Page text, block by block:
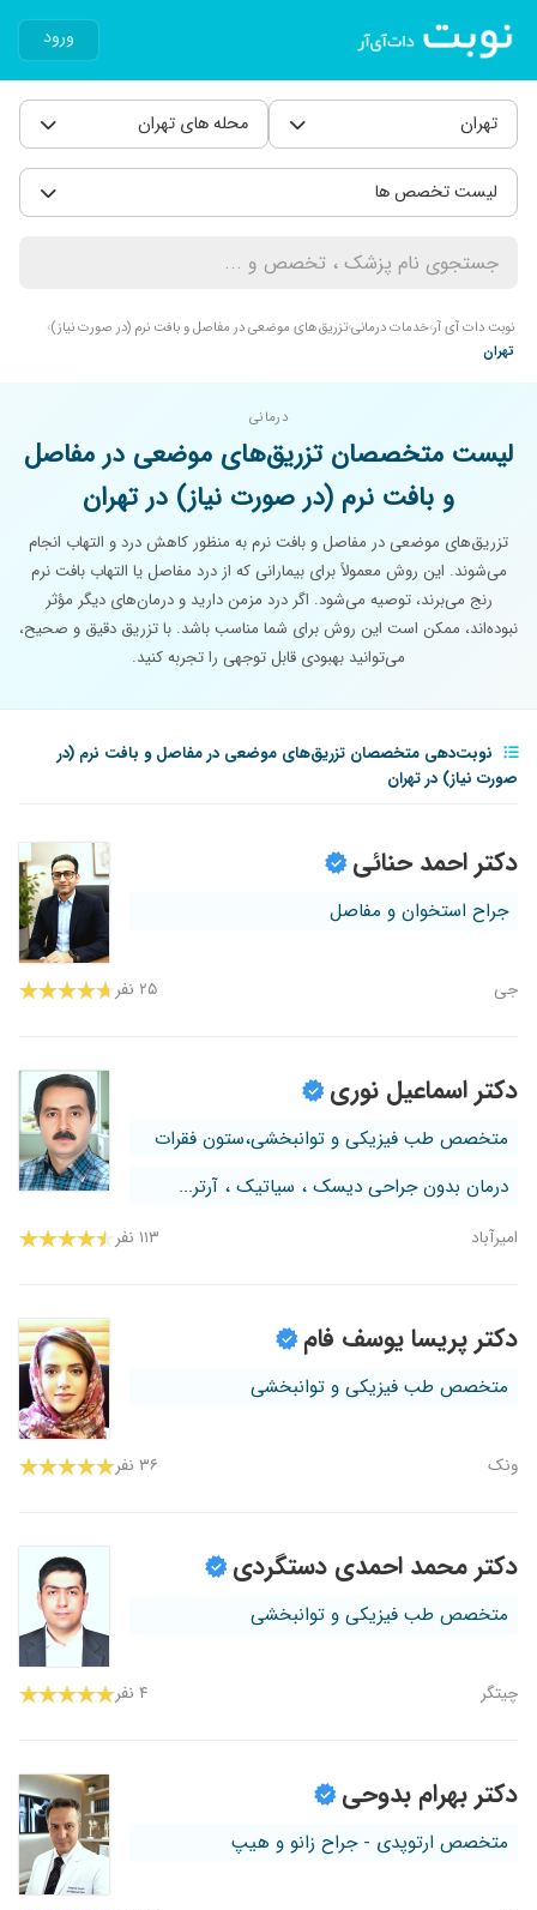
ورود
تهران محله های تهران
لیست تخصص ها
نوبت دات آی آر خدمات درمانیتزریق‌های موضعی در مفاصل و بافت نرم (در صورت نیاز)
تهران
درمانی
لیست متخصصان تزریق‌های موضعی در مفاصل
و بافت نرم (در صورت نیاز) در تهران
تزریق‌های موضعی در مفاصل و بافت نرم به منظور کاهش درد و التهاب انجام
می‌شوند. این روش معمولاً برای بیمارانی که از درد مفاصل یا التهاب بافت نرم
رنج می‌برند، توصیه می‌شود. اگر درد مزمن دارید و درمان‌های دیگر مؤثر
نبوده‌اند، ممکن است این روش برای شما مناسب باشد. با تزریق دقیق و صحیح،
می‌توانید بهبودی قابل توجهی را تجربه کنید.
نوبت‌دهی متخصصان تزریق‌های موضعی در مفاصل و بافت نرم (در
صورت نیاز) در تهران
دکتر احمد حنائی
جراح استخوان و مفاصل
جی ۲۵ نفر
دکتر اسماعیل نوری
متخصص طب فیزیکی و توانبخشی،ستون فقرات
درمان بدون جراحی دیسک ، سیاتیک ، آرتر...
امیرآباد ۱۱۳ نفر
دکتر پریسا یوسف فام
متخصص طب فیزیکی و توانبخشی
ونک ۳۶ نفر
دکتر محمد احمدی دستگردی
متخصص طب فیزیکی و توانبخشی
چیتگر ۴ نفر
دکتر بهرام بدوحی
متخصص ارتوپدی - جراح زانو و هیپ